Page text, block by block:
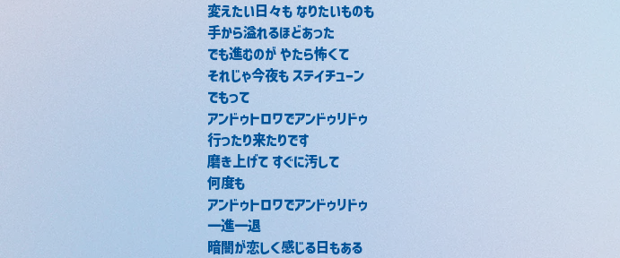
変えたい日々も なりたいものも
手から溢れるほどあった
でも進むのが やたら怖くて
それじゃ今夜も ステイチューン
でもって
アンドゥトロワでアンドゥリドゥ
行ったり来たりです
磨き上げて すぐに汚して
何度も
アンドゥトロワでアンドゥリドゥ
一進一退
暗闇が恋しく感じる日もある